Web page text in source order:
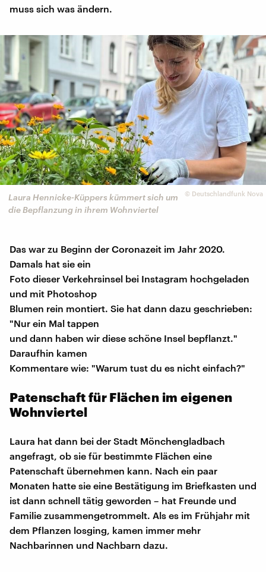
muss sich was ändern.
© Deutschlandfunk Nova
Laura Hennicke-Küppers kümmert sich um
die Bepflanzung in ihrem Wohnviertel
Das war zu Beginn der Coronazeit im Jahr 2020.
Damals hat sie ein
Foto dieser Verkehrsinsel bei Instagram hochgeladen
und mit Photoshop
Blumen rein montiert. Sie hat dann dazu geschrieben:
"Nur ein Mal tappen
und dann haben wir diese schöne Insel bepflanzt."
Daraufhin kamen
Kommentare wie: "Warum tust du es nicht einfach?"
Patenschaft für Flächen im eigenen
Wohnviertel
Laura hat dann bei der Stadt Mönchengladbach
angefragt, ob sie für bestimmte Flächen eine
Patenschaft übernehmen kann. Nach ein paar
Monaten hatte sie eine Bestätigung im Briefkasten und
ist dann schnell tätig geworden – hat Freunde und
Familie zusammengetrommelt. Als es im Frühjahr mit
dem Pflanzen losging, kamen immer mehr
Nachbarinnen und Nachbarn dazu.